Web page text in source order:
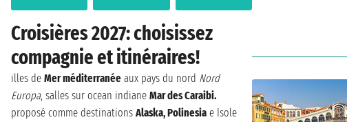
Croisières 2027: choisissez
compagnie et itinéraires!
illes de Mer méditerranée aux pays du nord Nord
Europa, salles sur ocean indiane Mar des Caraibi.
proposé comme destinations Alaska, Polinesia e Isole